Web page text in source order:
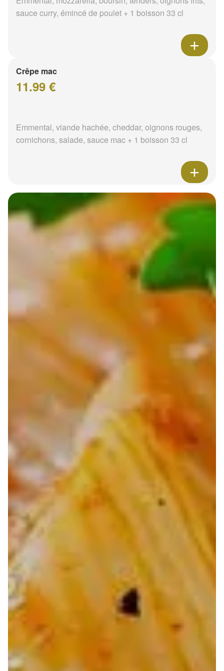
sauce curry, émincé de poulet + 1 boisson 33 cl
Crêpe mac
11.99 €
Emmental, viande hachée, cheddar, oignons rouges,
cornichons, salade, sauce mac + 1 boisson 33 cl